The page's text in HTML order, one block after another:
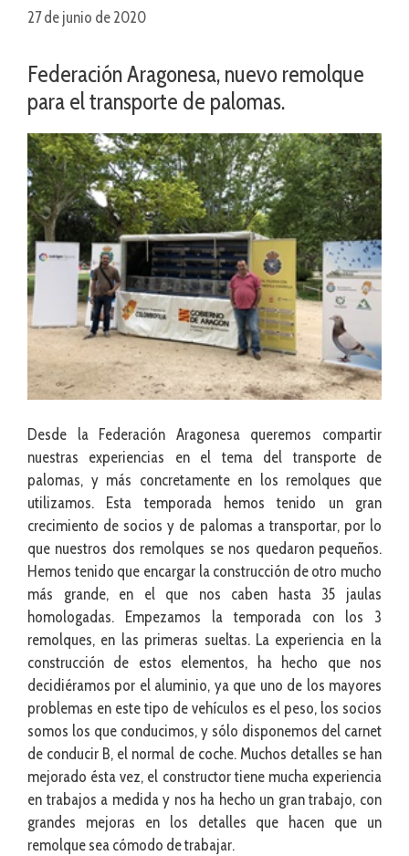
27 de junio de 2020
Federación Aragonesa, nuevo remolque
para el transporte de palomas.
Desde la Federación Aragonesa queremos compartir
nuestras experiencias en el tema del transporte de
palomas, y más concretamente en los remolques que
utilizamos. Esta temporada hemos tenido un gran
crecimiento de socios y de palomas a transportar, por lo
que nuestros dos remolques se nos quedaron pequeños.
Hemos tenido que encargar la construcción de otro mucho
más grande, en el que nos caben hasta 35 jaulas
homologadas. Empezamos la temporada con los 3
remolques, en las primeras sueltas. La experiencia en la
construcción de estos elementos, ha hecho que nos
decidiéramos por el aluminio, ya que uno de los mayores
problemas en este tipo de vehículos es el peso, los socios
somos los que conducimos, y sólo disponemos del carnet
de conducir B, el normal de coche. Muchos detalles se han
mejorado ésta vez, el constructor tiene mucha experiencia
en trabajos a medida y nos ha hecho un gran trabajo, con
grandes mejoras en los detalles que hacen que un
remolque sea cómodo de trabajar.